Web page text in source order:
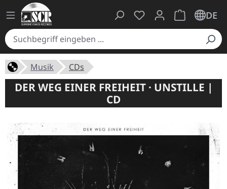
Du hast 0 Produkte
Warenkorb
DE
Musik CDs
DER WEG EINER FREIHEIT · UNSTILLE |
CD